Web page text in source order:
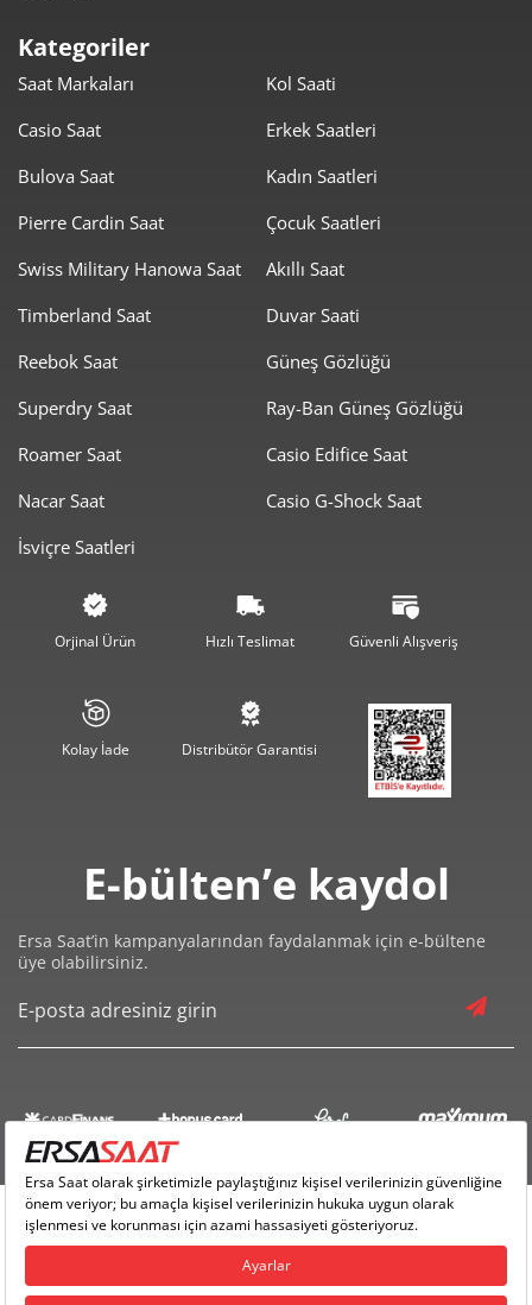
Kategoriler
Saat Markaları
Casio Saat
Bulova Saat
Pierre Cardin Saat
Swiss Military Hanowa Saat
Timberland Saat
Reebok Saat
Superdry Saat
Roamer Saat
Nacar Saat
İsviçre Saatleri
Kol Saati
Erkek Saatleri
Kadın Saatleri
Çocuk Saatleri
Akıllı Saat
Duvar Saati
Güneş Gözlüğü
Ray-Ban Güneş Gözlüğü
Casio Edifice Saat
Casio G-Shock Saat
Orjinal Ürün Hızlı Teslimat Güvenli Alışveriş
Kolay İade Distribütör Garantisi
E-bülten’e kaydol
Ersa Saat’in kampanyalarından faydalanmak için e-bültene
üye olabilirsiniz.